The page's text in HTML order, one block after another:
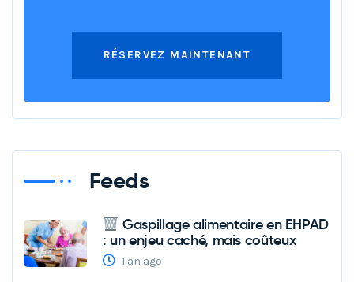
RÉSERVEZ MAINTENANT
Feeds
Gaspillage alimentaire en EHPAD
: un enjeu caché, mais coûteux
1 an ago